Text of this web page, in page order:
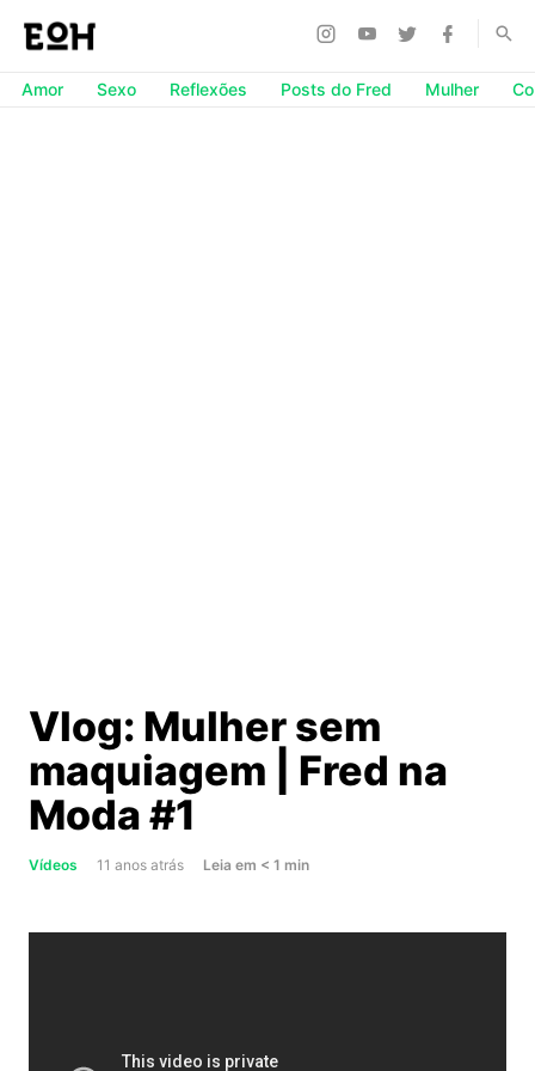
Amor Sexo Reflexões Posts do Fred Mulher
Vlog: Mulher sem
maquiagem | Fred na
Moda #1
Vídeos 11 anos atrás Leia about
na
em < 1 min